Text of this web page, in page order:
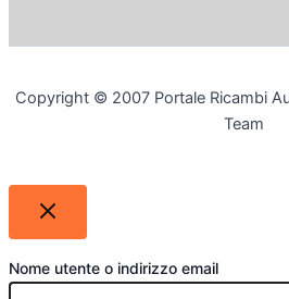
Copyright © 2007 Portale Ricambi
Team
Nome utente o indirizzo email